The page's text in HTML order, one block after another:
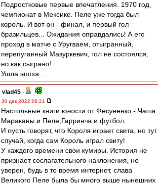
Подростковые первые впечатления. 1970 год,
чемпионат в Мексике. Пеле уже тогда был
король. И вот он - финал, и первый гол
бразильцев... Ожидания оправдались! А его
проход в матче с Уругваем, отыгранный,
перепуганный Мазуркевич, гол не состоялся,
но как сыграно!
Ушла эпоха...
vlad45 -
30 дек 2022 08:21
Настольные книги юности от Фесуненко - Чаша
Мараканы и Пеле,Гарринча и футбол.
И пусть говорят, что Короля играет свита, но тут
случай, когда сам Король играл свиту!
У каждого времени свои кумиры. История не
признает сослагательного наклонения, но
уверен, будь в то время интернет, слава
Великого Пеле была бы много выше нынешних